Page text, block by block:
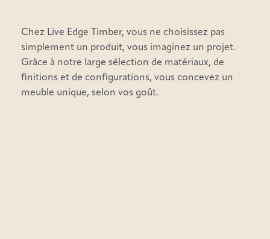
Chez Live Edge Timber, vous ne choisissez pas
simplement un produit, vous imaginez un projet.
Grâce à notre large sélection de matériaux, de
finitions et de configurations, vous concevez un
meuble unique, selon vos goût.